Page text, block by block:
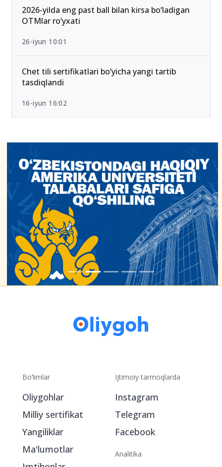
2026-yilda eng past ball bilan kirsa bo‘ladigan
OTMlar ro‘yxati
26-iyun 10:01
Chet tili sertifikatlari bo‘yicha yangi tartib
tasdiqlandi
16-iyun 16:02
Bo‘limlar
Oliygohlar
Milliy sertifikat
Yangiliklar
Ma'lumotlar
Ijtimoiy tarmoqlarda
Instagram
Telegram
Facebook
Analitika